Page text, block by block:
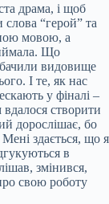
драма, і щоб
“герой” та
мовою, а
Що
видовище
І те, як нас
у фіналі –
створити
дорослішає, бо
здається, що я
в
змінився,
свою роботу